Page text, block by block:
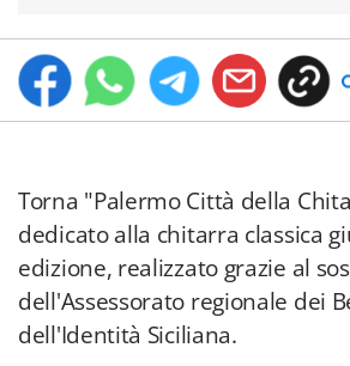
Torna "Palermo Città della
dedicato alla chitarra classica
edizione, realizzato grazie al
dell'Assessorato regionale dei
dell'Identità Siciliana.